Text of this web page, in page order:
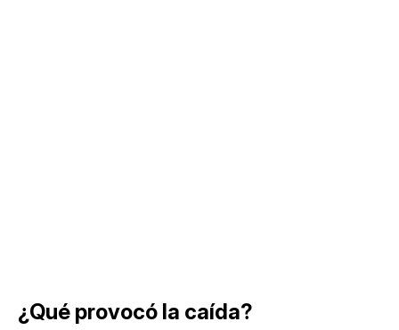
¿Qué provocó la caída?